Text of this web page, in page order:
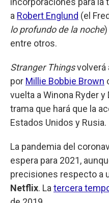
a Robert Englund (el
lo profundo de la noche
entre otros.
Stranger Thingsvolverá
por Millie Bobbie Brown
vuelta a Winona Ryder y
trama que hará que la
Estados Unidos y Rusia.
La pandemia del
espera para 2021,
precisiones respecto a
Netflix. La tercera